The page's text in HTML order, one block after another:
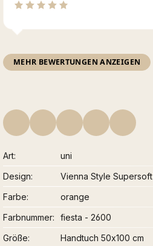
MEHR BEWERTUNGEN ANZEIGEN
Art
uni
Design
Vienna Style Supersoft
Farbe
orange
Farbnummer
fiesta - 2600
Größe
Handtuch 50x100 cm